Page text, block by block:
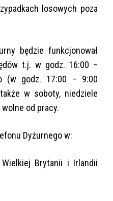
losowych poza
będzie funkcjonował
t.j. w godz. 16:00 –
(w godz. 17:00 – 9:00
w soboty, niedziele
od pracy.
Dyżurnego w:
Brytanii i Irlandii